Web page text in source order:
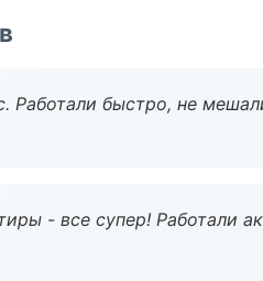
Работали быстро, не
- все супер! Работали